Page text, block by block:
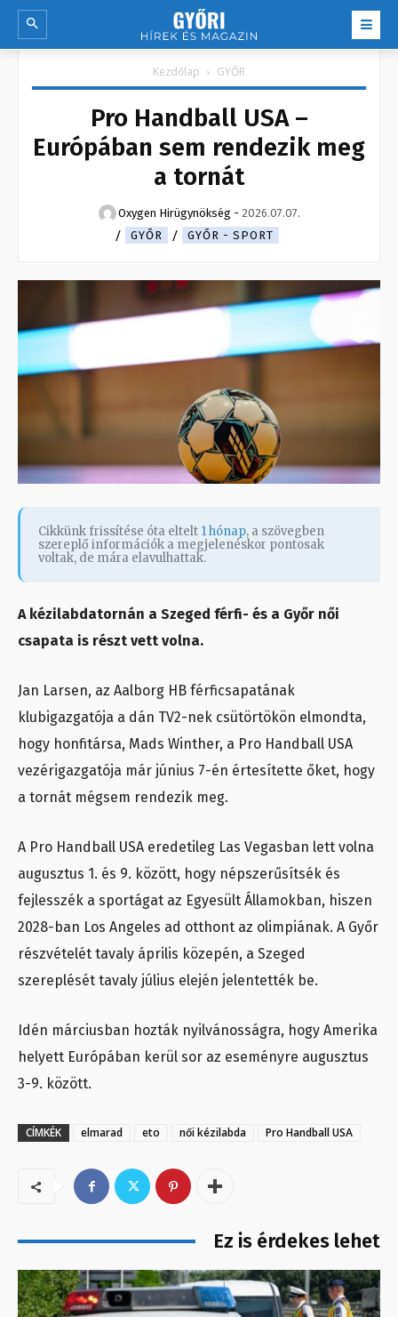
Kezdőlap GYŐR
Pro Handball USA –
Európában sem rendezik meg
a tornát
Oxygen Hirügynökség - 2026.07.07.
GYŐR
GYŐR - SPORT
Cikkünk frissítése óta eltelt 1 hónap, a szövegben
szereplő információk a megjelenéskor pontosak
voltak, de mára elavulhattak.
A kézilabdatornán a Szeged férfi- és a Győr női
csapata is részt vett volna.
Jan Larsen, az Aalborg HB férficsapatának
klubigazgatója a dán TV2-nek csütörtökön elmondta,
hogy honfitársa, Mads Winther, a Pro Handball USA
vezérigazgatója már június 7-én értesítette őket, hogy
a tornát mégsem rendezik meg.
A Pro Handball USA eredetileg Las Vegasban lett volna
augusztus 1. és 9. között, hogy népszerűsítsék és
fejlesszék a sportágat az Egyesült Államokban, hiszen
2028-ban Los Angeles ad otthont az olimpiának. A Győr
részvételét tavaly április közepén, a Szeged
szereplését tavaly július elején jelentették be.
Idén márciusban hozták nyilvánosságra, hogy Amerika
helyett Európában kerül sor az eseményre augusztus
3-9. között.
CÍMKÉK elmarad eto női kézilabda Pro Handball USA
Ez is érdekes lehet